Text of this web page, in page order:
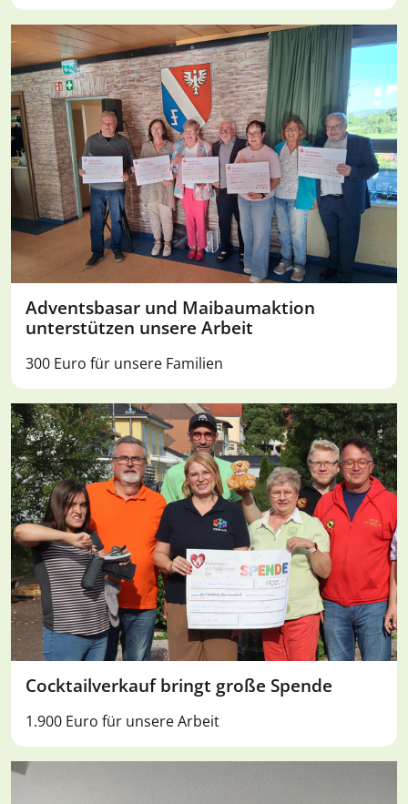
Adventsbasar und Maibaumaktion
unterstützen unsere Arbeit
300 Euro für unsere Familien
Cocktailverkauf bringt große Spende
1.900 Euro für unsere Arbeit